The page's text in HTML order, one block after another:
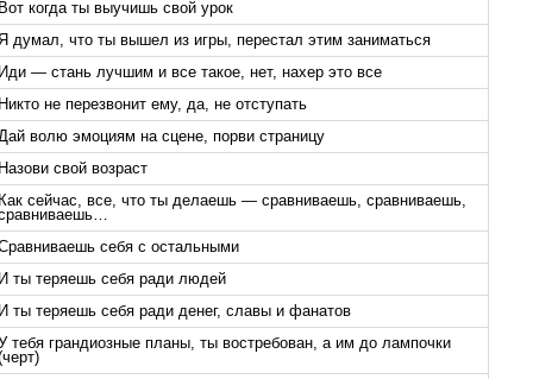
Вот когда ты выучишь свой урок
думал, что ты вышел из игры, перестал этим заниматься
Иди — стань лучшим и все такое, нет, нахер это все
Никто не перезвонит ему, да, не отступать
волю эмоциям на сцене, порви страницу
Назови свой возраст
Как сейчас, все, что ты делаешь — сравниваешь, сравниваешь,
себя с остальными
И ты теряешь себя ради людей
И ты теряешь себя ради денег, славы и фанатов
тебя грандиозные планы, ты востребован, а им до лампочки